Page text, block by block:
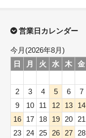
営業日カレンダー
今月(2026年8月)
日
月 火 水 木 金
2
3 4 5 6 7
9
10 11 12 13 14
16
17 18 19 20 21
23
24 25 26 27 28